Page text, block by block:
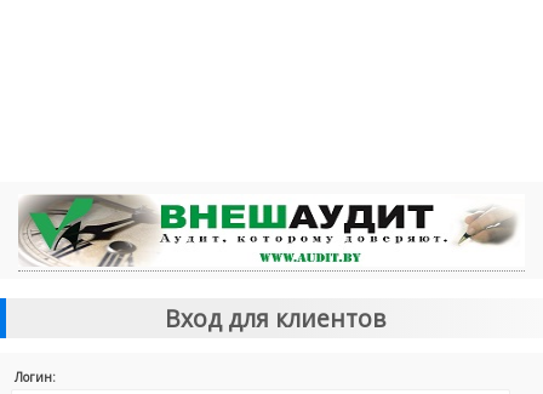
Вход для клиентов
Логин: